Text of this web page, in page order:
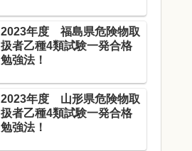
2023年度 福島県危険物取
扱者乙種4類試験一発合格
勉強法！
2023年度 山形県危険物取
扱者乙種4類試験一発合格
勉強法！